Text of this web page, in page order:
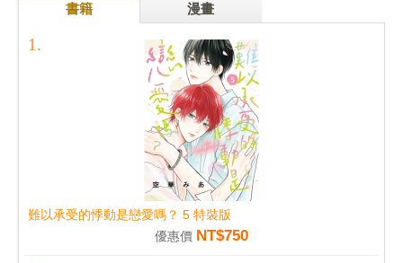
書籍 漫畫
難以承受的悸動是戀愛嗎？ 5 特裝版
優惠價 NT$750